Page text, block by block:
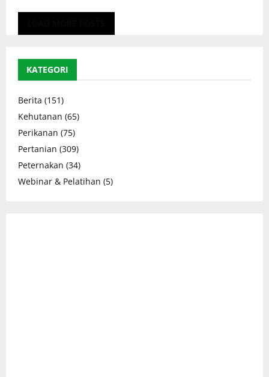
KATEGORI
Berita (151)
Kehutanan (65)
Perikanan (75)
Pertanian (309)
Peternakan (34)
Webinar & Pelatihan (5)